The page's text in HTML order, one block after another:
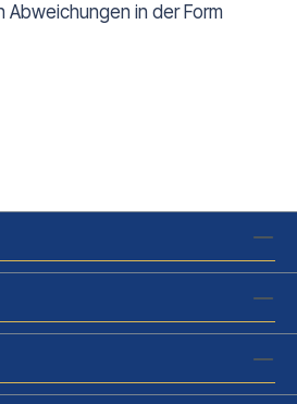
Abweichungen in der Form